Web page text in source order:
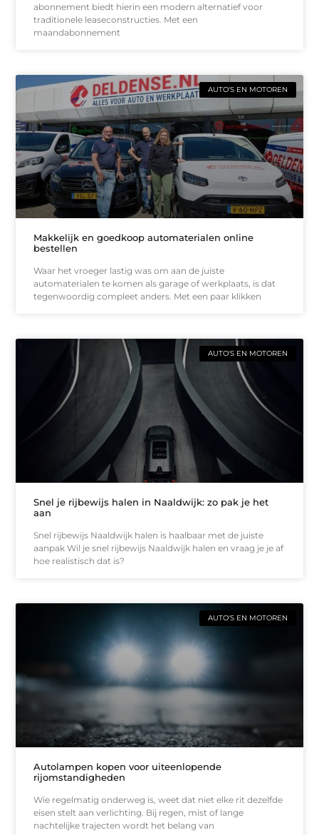
abonnement biedt hierin een modern alternatief voor
traditionele leaseconstructies. Met een
maandabonnement
AUTO'S EN MOTOREN
Makkelijk en goedkoop automaterialen online
bestellen
Waar het vroeger lastig was om aan de juiste
automaterialen te komen als garage of werkplaats, is dat
tegenwoordig compleet anders. Met een paar klikken
AUTO'S EN MOTOREN
Snel je rijbewijs halen in Naaldwijk: zo pak je het
aan
Snel rijbewijs Naaldwijk halen is haalbaar met de juiste
aanpak Wil je snel rijbewijs Naaldwijk halen en vraag je je af
hoe realistisch dat is?
AUTO'S EN MOTOREN
Autolampen kopen voor uiteenlopende
rijomstandigheden
Wie regelmatig onderweg is, weet dat niet elke rit dezelfde
eisen stelt aan verlichting. Bij regen, mist of lange
nachtelijke trajecten wordt het belang van